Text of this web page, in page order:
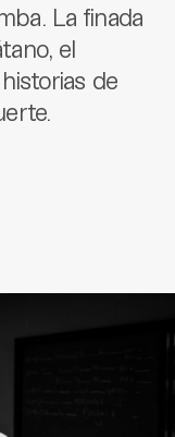
La finada
el
de